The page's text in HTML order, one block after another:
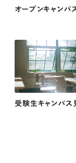
オープンキャンパ
受験生キャンパス